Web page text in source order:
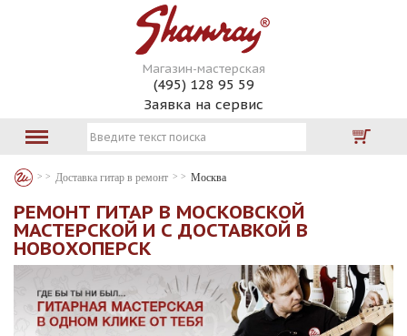
Магазин-мастерская
(495) 128 95 59
Заявка на сервис
Доставка гитар в ремонт Москва
РЕМОНТ ГИТАР В МОСКОВСКОЙ
МАСТЕРСКОЙ И С ДОСТАВКОЙ В
НОВОХОПЕРСК